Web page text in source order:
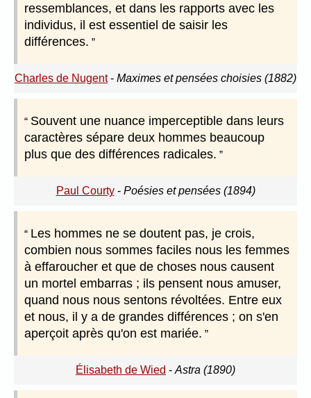
ressemblances, et dans les rapports avec les
individus, il est essentiel de saisir les
différences.
Charles de Nugent- Maximes et pensées choisies (1882)
Souvent une nuance imperceptible dans leurs
caractères sépare deux hommes beaucoup
plus que des différences radicales.
Paul Courty- Poésies et pensées (1894)
Les hommes ne se doutent pas, je crois,
combien nous sommes faciles nous les femmes
à effaroucher et que de choses nous causent
un mortel embarras ; ils pensent nous amuser,
quand nous nous sentons révoltées. Entre eux
et nous, il y a de grandes différences ; on s'en
aperçoit après qu'on est mariée.
Élisabeth de Wied - Astra (1890)